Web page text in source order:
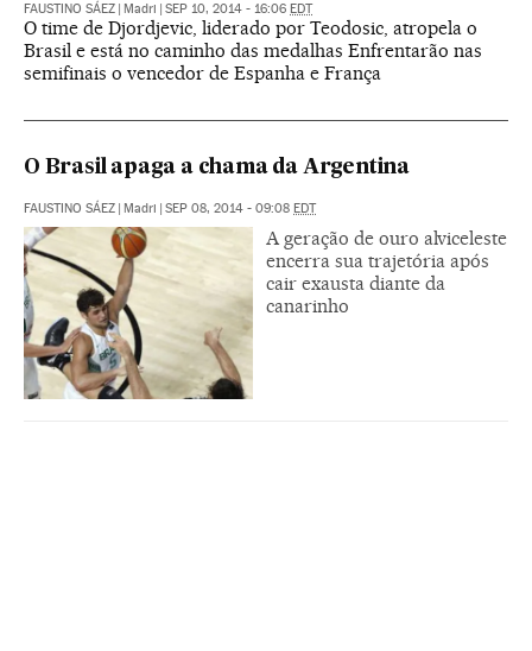
FAUSTINO SÁEZ Madri SEP 10, 2014 - 16:06 EDT
O time de Djordjevic, liderado por Teodosic, atropela o
Brasil e está no caminho das medalhas Enfrentarão nas
semifinais o vencedor de Espanha e França
O Brasil apaga a chama da Argentina
FAUSTINO SÁEZ Madri SEP 08, 2014 - 09:08 EDT
A geração de ouro alviceleste
encerra sua trajetória após
cair exausta diante da
canarinho